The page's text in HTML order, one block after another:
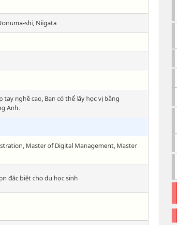
shi, Niigata
nghề cao, Bạn có thể lấy học vị bằng
Anh.
Master of Digital Management, Master
đăc biệt cho du học sinh